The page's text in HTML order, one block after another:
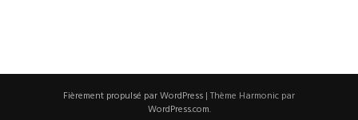
Fièrement propulsé par WordPress | Thème Harmonic par
WordPress.com.